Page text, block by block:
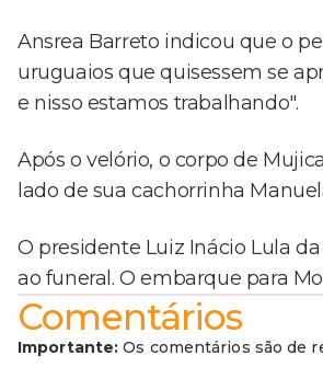
Ansrea Barreto indicou que o
uruguaios que quisessem se
e nisso estamos trabalhando".
Após o velório, o corpo de
lado de sua cachorrinha
O presidente Luiz Inácio Lula
ao funeral. O embarque para
Comentários
Importante: Os comentários são de